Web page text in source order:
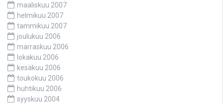
maaliskuu 2007
helmikuu 2007
tammikuu 2007
joulukuu 2006
marraskuu 2006
lokakuu 2006
kesäkuu 2006
toukokuu 2006
huhtikuu 2006
syyskuu 2004